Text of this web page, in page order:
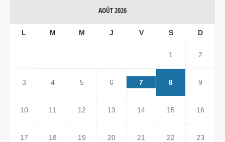
AOÛT 2026
L M M J V S D
1 2
3 4 5 6 7 8 9
10 11 12 13 14 15 16
17 18 19 20 21 22 23